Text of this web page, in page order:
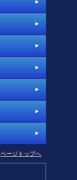
ページトップへ